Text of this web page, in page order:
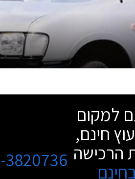
למקום
חינם,
הרכישה 3820736